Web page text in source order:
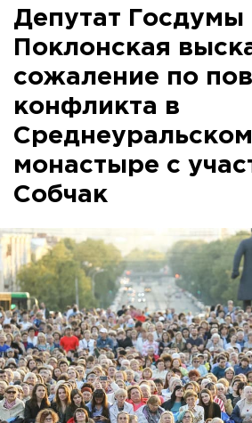
Депутат Госдумы
Поклонская
сожаление по
конфликта в
Среднеуральском
монастыре с
Собчак